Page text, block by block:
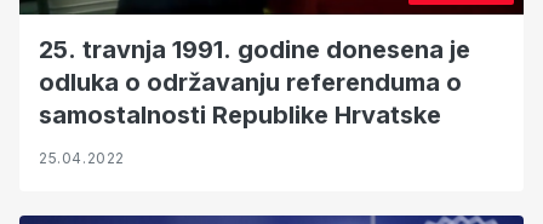
25. travnja 1991. godine donesena je
odluka o održavanju referenduma o
samostalnosti Republike Hrvatske
25.04.2022